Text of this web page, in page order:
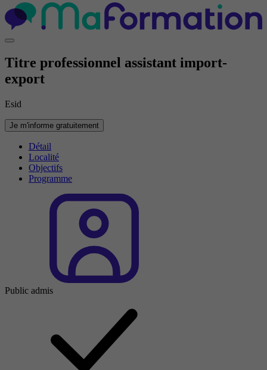
Titre professionnel assistant import-
export
Esid
Je m'informe gratuitement
Détail
Localité
Objectifs
Programme
Public admis